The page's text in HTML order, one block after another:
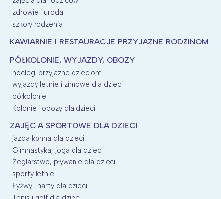
zdrowie i uroda
szkoły rodzenia
KAWIARNIE I RESTAURACJE PRZYJAZNE RODZINOM
PÓŁKOLONIE, WYJAZDY, OBOZY
noclegi przyjazne dzieciom
wyjazdy letnie i zimowe dla dzieci
półkolonie
Kolonie i obozy dla dzieci
ZAJĘCIA SPORTOWE DLA DZIECI
jazda konna dla dzieci
Gimnastyka, joga dla dzieci
Żeglarstwo, pływanie dla dzieci
sporty letnie
Łyżwy i narty dla dzieci